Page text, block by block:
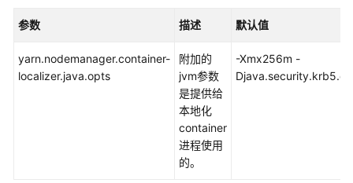
明
快
速
参数 描述 默认值
yarn.nodemanager.container-
localizer.java.opts
附加的
jvm参数
是提供给
本地化
container
进程使用
的。
-Xmx256m -